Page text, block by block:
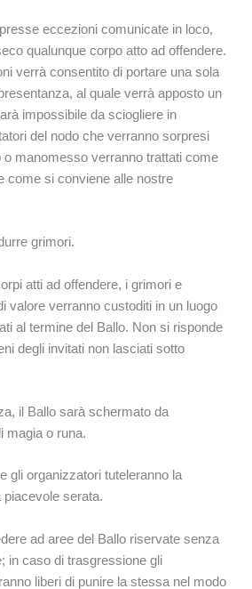
eccezioni comunicate in loco,
qualunque corpo atto ad offendere.
verrà consentito di portare una sola
al quale verrà apposto un
impossibile da sciogliere in
del nodo che verranno sorpresi
o manomesso verranno trattati come
come si conviene alle nostre
grimori.
atti ad offendere, i grimori e
valore verranno custoditi in un luogo
al termine del Ballo. Non si risponde
degli invitati non lasciati sotto
il Ballo sarà schermato da
magia o runa.
gli organizzatori tuteleranno la
piacevole serata.
ad aree del Ballo riservate senza
in caso di trasgressione gli
liberi di punire la stessa nel modo